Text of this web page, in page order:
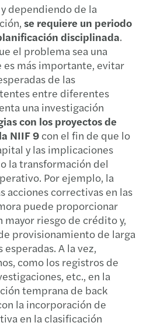
dependiendo de la
se requiere un periodo
disciplinada.
el problema sea una
es más importante, evitar
de las
entre diferentes
una investigación
con los proyectos de
NIIF 9 con el fin de que lo
y las implicaciones
la transformación del
Por ejemplo, la
acciones correctivas en las
puede proporcionar
mayor riesgo de crédito y,
provisionamiento de larga
A la vez,
como los registros de
etc., en la
temprana de back
la incorporación de
en la clasificación